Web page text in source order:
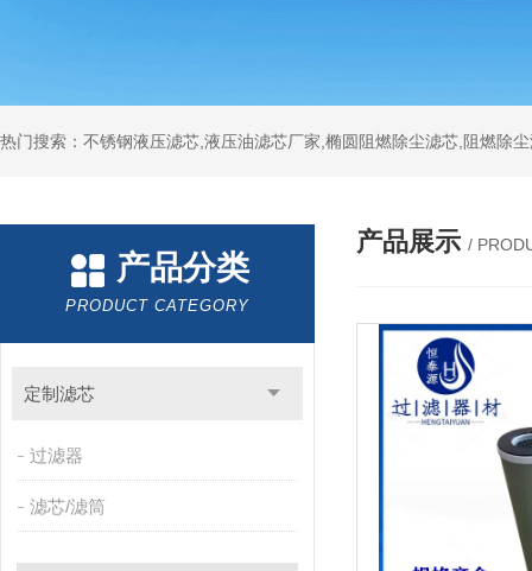
热门搜索：不锈钢液压滤芯,液压油滤芯厂家,椭圆阻燃除尘滤芯,阻燃除
产品分类
PRODUCT CATEGORY
定制滤芯
过滤器
滤芯/滤筒
产品展示 /